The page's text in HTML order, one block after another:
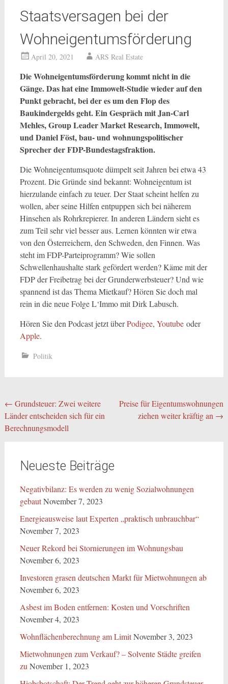
Staatsversagen bei der
Wohneigentumsförderung
April 20, 2021 ARS Real Estate
Die Wohneigentumsförderung kommt nicht in die
Gänge. Das hat eine Immowelt-Studie wieder auf den
Punkt gebracht, bei der es um den Flop des
Baukindergelds geht. Ein Gespräch mit Jan-Carl
Mehles, Group Leader Market Research, Immowelt,
und Daniel Föst, bau- und wohnungspolitischer
Sprecher der FDP-Bundestagsfraktion.
Die Wohneigentumsquote dümpelt seit Jahren bei etwa 43
Prozent. Die Gründe sind bekannt: Wohneigentum ist
hierzulande einfach zu teuer. Der Staat scheint helfen zu
wollen, aber seine Hilfen entpuppen sich bei näherem
Hinsehen als Rohrkrepierer. In anderen Ländern sieht es
zum Teil sehr viel besser aus. Lernen könnten wir etwa
von den Österreichern, den Schweden, den Finnen. Was
steht im FDP-Parteiprogramm? Wie sollen
Schwellenhaushalte stark gefördert werden? Käme mit der
FDP der Freibetrag bei der Grunderwerbsteuer? Und wie
spannend ist das Thema Mietkauf? Hören Sie doch mal
rein in die neue Folge L‘Immo mit Dirk Labusch.
Hören Sie den Podcast jetzt überPodigee, Youtubeoder
Apple.
Politik
Beitragsnavigation
← Grundsteuer: Zwei weitere
Länder entscheiden sich für ein
Berechnungsmodell
Preise für Eigentumswohnungen
ziehen weiter kräftig an →
Neueste Beiträge
Negativbilanz: Es werden zu wenig Sozialwohnungen
gebautNovember 7, 2023
Energieausweise laut Experten „praktisch unbrauchbar“
November 7, 2023
Neuer Rekord bei Stornierungen im Wohnungsbau
November 6, 2023
Investoren grasen deutschen Markt für Mietwohnungen ab
November 6, 2023
Asbest im Boden entfernen: Kosten und Vorschriften
November 4, 2023
Wohnflächenberechnung am LimitNovember 3, 2023
Mietwohnungen zum Verkauf? – Solvente Städte greifen
zu November 1, 2023